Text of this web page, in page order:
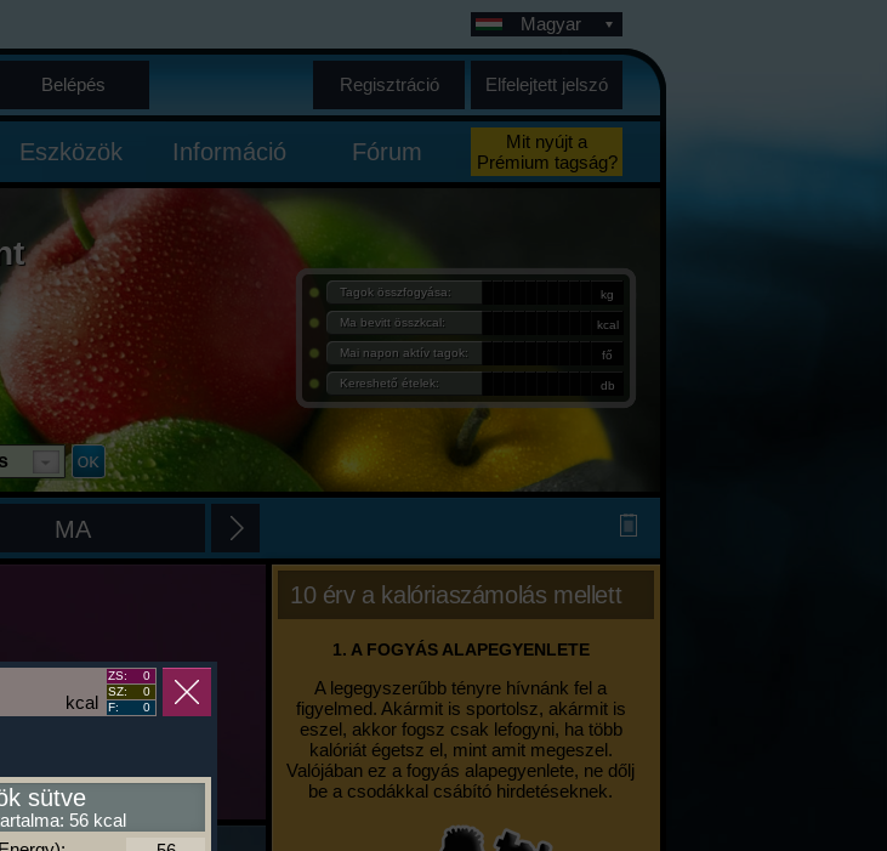
Magyar
Belépés Regisztráció Elfelejtett jelszó
Eszközök Információ Fórum
Mit nyújt a
Prémium tagság?
Tagok összfogyása: kg
Ma bevitt összkcal: kcal
Mai napon aktív tagok: fő
Kereshető ételek: db
MA
10 érv a kalóriaszámolás mellett
1. A FOGYÁS ALAPEGYENLETE
A legegyszerűbb tényre hívnánk fel a
figyelmed. Akármit is sportolsz, akármit is
eszel, akkor fogsz csak lefogyni, ha több
kalóriát égetsz el, mint amit megeszel.
Valójában ez a fogyás alapegyenlete, ne dőlj
be a csodákkal csábító hirdetéseknek.
kcal
ZS:
0
SZ:
0
F:
0
sütve
56 kcal